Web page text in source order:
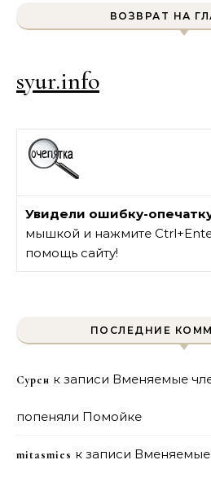
ВОЗВРАТ НА
syur.info
Увидели ошибку-
мышкой и нажмите
помощь сайту!
ПОСЛЕДНИЕ
Сурен к записи Вменяемые
попеняли Помойке
mitasmies к записи Вменяемые